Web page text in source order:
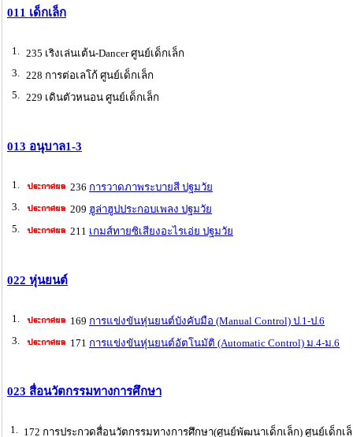
011 เด็กเล็ก
1.
235 เริงเล่นเต้น-Dancer ศูนย์เด็กเล็ก
3.
228 การต่อเลโก้ ศูนย์เด็กเล็ก
5.
229 เดินตัวหนอน ศูนย์เด็กเล็ก
013 อนุบาล1-3
1. 236 การวาดภาพระบายสี ปฐมวัย
3.
209 ฮูล่าฮูปประกอบเพลง ปฐมวัย
5.
211 เกมส์ทายซิเสียงอะไรเอ่ย ปฐมวัย
022 หุ่นยนต์
1. 169 การแข่งขันหุ่นยนต์บังคับมือ (Manual Control) ป.1-ป.6
3.
171 การแข่งขันหุ่นยนต์อัตโนมัติ (Automatic Control) ม.4-ม.6
023 สื่อนวัตกรรมทางการศึกษา
1. 172 การประกวดสื่อนวัตกรรมทางการศึกษา(ศูนย์พัฒนาเด็กเล็ก) ศูนย์เด็กเ